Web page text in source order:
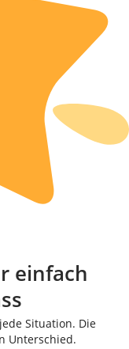
einfach
Situation. Die
Unterschied.